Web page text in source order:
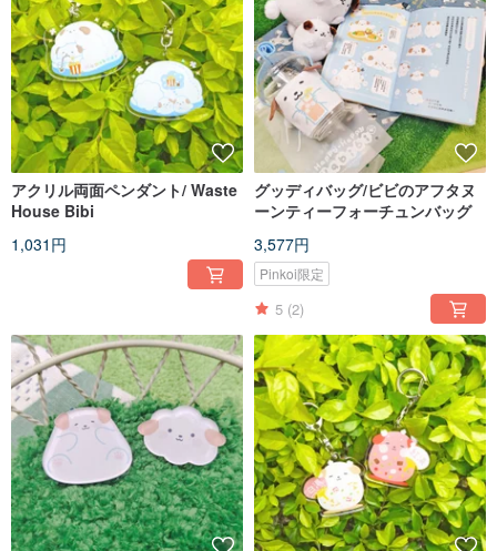
アクリル両面ペンダント/ Waste
House Bibi
1,031円
グッディバッグ/ビビのアフタヌ
ーンティーフォーチュンバッグ
3,577円
Pinkoi限定
5 (2)